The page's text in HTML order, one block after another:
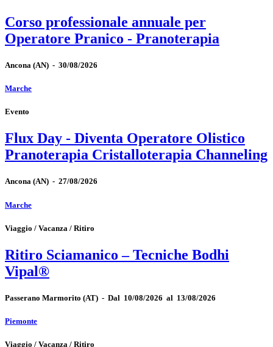
Corso professionale annuale per
Operatore Pranico - Pranoterapia
Ancona (AN) - 30/08/2026
Marche
Evento
Flux Day - Diventa Operatore Olistico
Pranoterapia Cristalloterapia Channeling
Ancona (AN) - 27/08/2026
Marche
Viaggio / Vacanza / Ritiro
Ritiro Sciamanico – Tecniche Bodhi
Vipal®
Passerano Marmorito (AT) - Dal 10/08/2026 al 13/08/2026
Piemonte
Viaggio / Vacanza / Ritiro